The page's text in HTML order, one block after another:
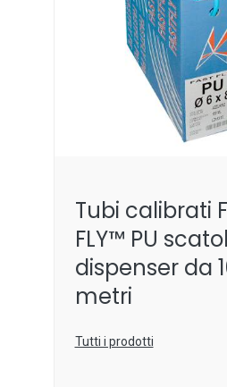
Tubi calibrati
FLY™ PU
dispenser da
metri
Tutti i prodotti